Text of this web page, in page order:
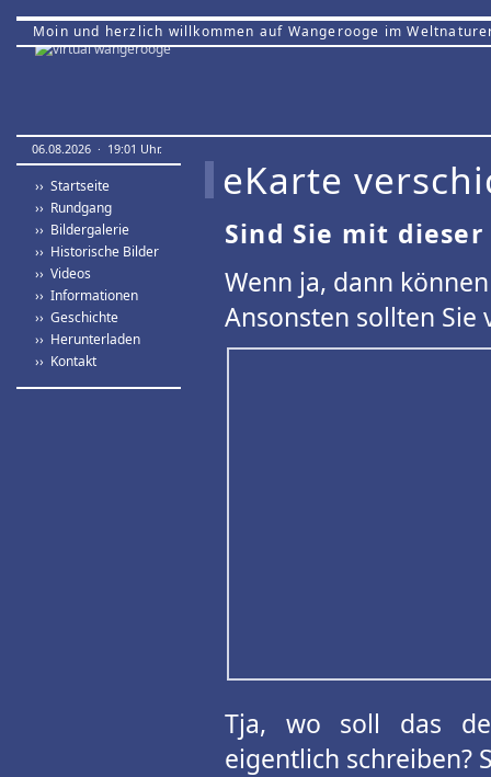
Moin und herzlich willkommen auf Wangerooge im
06.08.2026 · 19:01 Uhr.
›› Startseite
›› Rundgang
›› Bildergalerie
›› Historische Bilder
›› Videos
›› Informationen
›› Geschichte
›› Herunterladen
›› Kontakt
eKarte
Sind Sie mit
Wenn ja, dann
Ansonsten sollten
Tja, wo soll das
eigentlich schreiben?